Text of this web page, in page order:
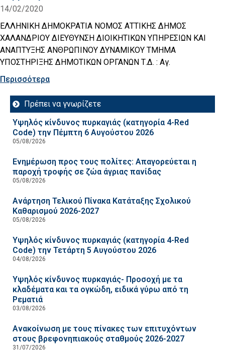
14/02/2020
ΕΛΛΗΝΙΚΗ ΔΗΜΟΚΡΑΤΙΑ ΝΟΜΟΣ ΑΤΤΙΚΗΣ ΔΗΜΟΣ
ΧΑΛΑΝΔΡΙΟΥ ΔΙΕΥΘΥΝΣΗ ΔΙΟΙΚΗΤΙΚΩΝ ΥΠΗΡΕΣΙΩΝ ΚΑΙ
ΑΝΑΠΤΥΞΗΣ ΑΝΘΡΩΠΙΝΟΥ ΔΥΝΑΜΙΚΟΥ ΤΜΗΜΑ
ΥΠΟΣΤΗΡΙΞΗΣ ΔΗΜΟΤΙΚΩΝ ΟΡΓΑΝΩΝ Τ.Δ. : Αγ.
Περισσότερα
Πρέπει να γνωρίζετε
Υψηλός κίνδυνος πυρκαγιάς (κατηγορία 4-Red
Code) την Πέμπτη 6 Αυγούστου 2026
05/08/2026
Ενημέρωση προς τους πολίτες: Απαγορεύεται η
παροχή τροφής σε ζώα άγριας πανίδας
05/08/2026
Ανάρτηση Τελικού Πίνακα Κατάταξης Σχολικού
Καθαρισμού 2026-2027
05/08/2026
Υψηλός κίνδυνος πυρκαγιάς (κατηγορία 4-Red
Code) την Τετάρτη 5 Αυγούστου 2026
04/08/2026
Υψηλός κίνδυνος πυρκαγιάς- Προσοχή με τα
κλαδέματα και τα ογκώδη, ειδικά γύρω από τη
Ρεματιά
03/08/2026
Ανακοίνωση με τους πίνακες των επιτυχόντων
στους βρεφονηπιακούς σταθμούς 2026-2027
31/07/2026